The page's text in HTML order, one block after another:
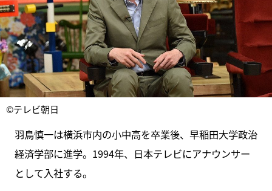
©テレビ朝日
羽鳥慎一は横浜市内の小中高を卒業後、早稲田大学政治
経済学部に進学。1994年、日本テレビにアナウンサー
として入社する。